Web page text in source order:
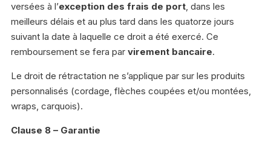
versées à l’exception des frais de port, dans les
meilleurs délais et au plus tard dans les quatorze jours
suivant la date à laquelle ce droit a été exercé. Ce
remboursement se fera par virement bancaire.
Le droit de rétractation ne s’applique par sur les produits
personnalisés (cordage, flèches coupées et/ou montées,
wraps, carquois).
Clause 8 – Garantie